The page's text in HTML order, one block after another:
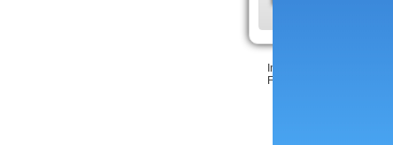
Inscrire votre site
Feedback & bugs